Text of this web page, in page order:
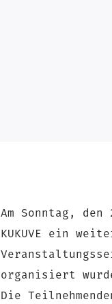
Am Sonntag,
KUKUVE ein
organisiert
Die